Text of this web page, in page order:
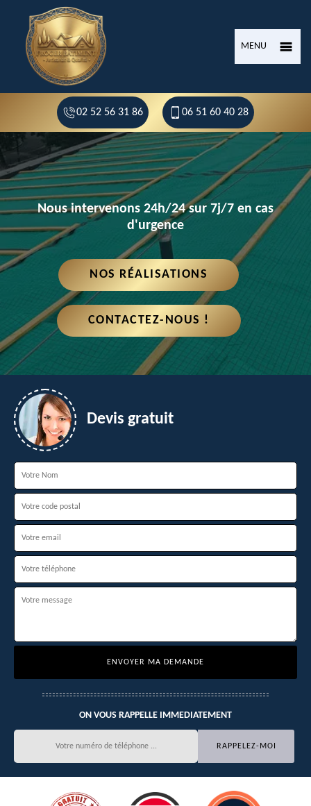
MENU
02 52 56 31 86 06 51 60 40 28
Nous intervenons 24h/24 sur 7j/7 en cas
d'urgence
NOS RÉALISATIONS
CONTACTEZ-NOUS !
Devis gratuit
ON VOUS RAPPELLE IMMEDIATEMENT